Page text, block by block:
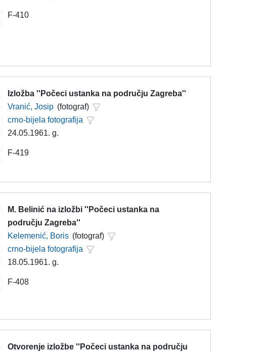
F-410
Izložba ''Počeci ustanka na području Zagreba''
Vranić, Josip (fotograf)
crno-bijela fotografija
24.05.1961. g.
F-419
M. Belinić na izložbi ''Počeci ustanka na
području Zagreba''
Kelemenić, Boris (fotograf)
crno-bijela fotografija
18.05.1961. g.
F-408
Otvorenje izložbe ''Počeci ustanka na području